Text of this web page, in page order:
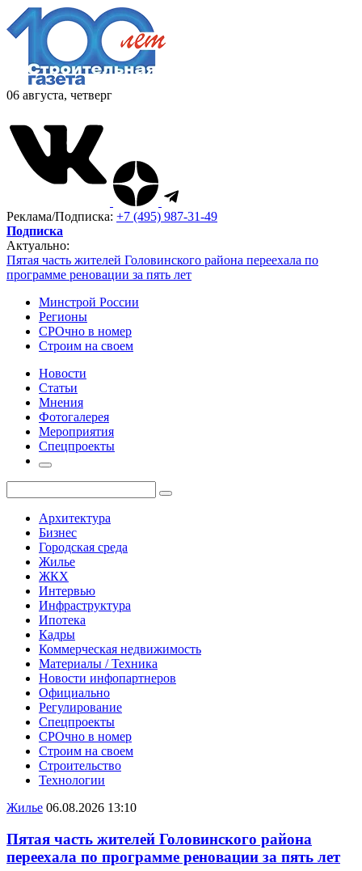
06 августа, четверг
Реклама/Подписка: +7 (495) 987-31-49
Подписка
Актуально:
Пятая часть жителей Головинского района переехала по
программе реновации за пять лет
Минстрой России
Регионы
СРОчно в номер
Строим на своем
Новости
Статьи
Мнения
Фотогалерея
Мероприятия
Спецпроекты
Архитектура
Бизнес
Городская среда
Жилье
ЖКХ
Интервью
Инфраструктура
Ипотека
Кадры
Коммерческая недвижимость
Материалы / Техника
Новости инфопартнеров
Официально
Регулирование
Спецпроекты
СРОчно в номер
Строим на своем
Строительство
Технологии
Жилье 06.08.2026 13:10
Пятая часть жителей Головинского района
переехала по программе реновации за пять лет